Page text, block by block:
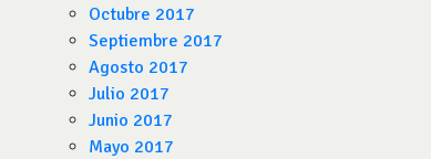
Octubre 2017
Septiembre 2017
Agosto 2017
Julio 2017
Junio 2017
Mayo 2017